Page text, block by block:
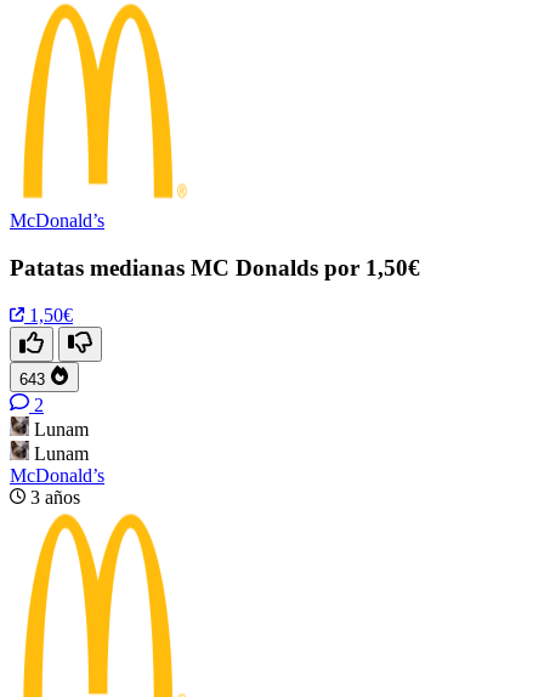
McDonald’s
Patatas medianas MC Donalds por 1,50€
1,50€
643
2
Lunam
Lunam
McDonald’s
3 años